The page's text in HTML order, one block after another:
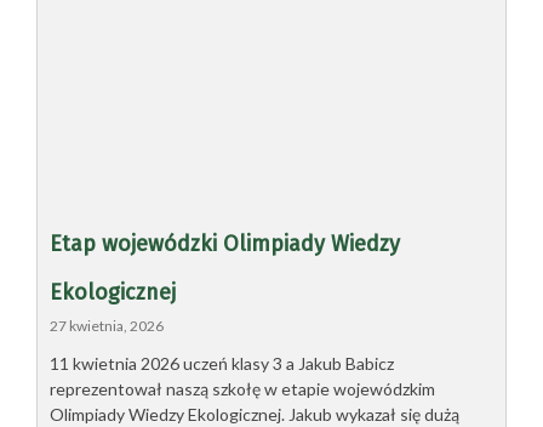
Etap wojewódzki Olimpiady Wiedzy
Ekologicznej
27 kwietnia, 2026
11 kwietnia 2026 uczeń klasy 3 a Jakub Babicz
reprezentował naszą szkołę w etapie wojewódzkim
Olimpiady Wiedzy Ekologicznej. Jakub wykazał się dużą